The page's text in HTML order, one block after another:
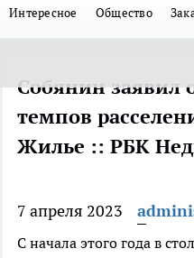
Интересное Общество
Собянин заявил
темпов
Жилье :: РБК
7 апреля 2023
С начала этого года в